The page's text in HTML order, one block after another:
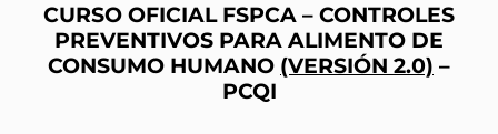
CURSO OFICIAL FSPCA – CONTROLES
PREVENTIVOS PARA ALIMENTO DE
CONSUMO HUMANO (VERSIÓN 2.0) –
PCQI